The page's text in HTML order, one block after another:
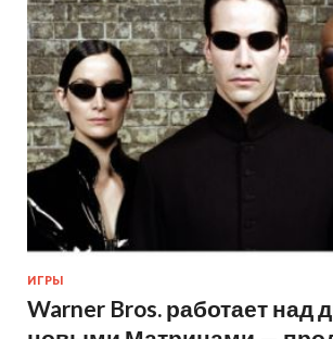
ИГРЫ
Warner Bros. работает над